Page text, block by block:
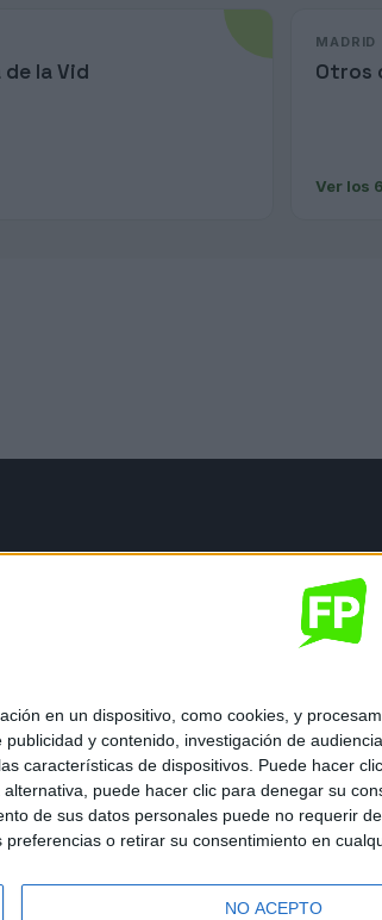
en un dispositivo, como cookies, y
y contenido, investigación de
características de dispositivos. Puede hacer
puede hacer clic para denegar su
de sus datos personales puede no requerir
o retirar su consentimiento en
NO ACEPTO
la Vid
MADRID
Otros
Ver los
legal